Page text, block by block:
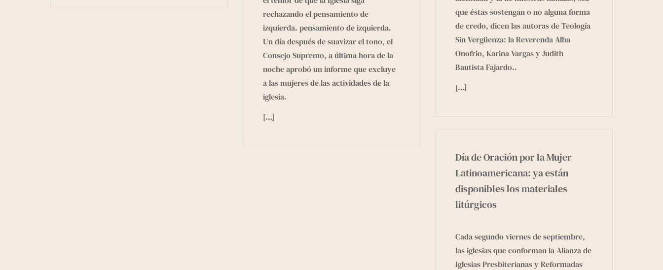
rechazando el pensamiento de
izquierda. pensamiento de izquierda.
Un día después de suavizar el tono, el
Consejo Supremo, a última hora de la
noche aprobó un informe que excluye
a las mujeres de las actividades de la
iglesia.
[…]
que éstas sostengan o no alguna forma
de credo, dicen las autoras de Teología
Sin Vergüenza: la Reverenda Alba
Onofrio, Karina Vargas y Judith
Bautista Fajardo..
[…]
Día de Oración por la Mujer
Latinoamericana: ya están
disponibles los materiales
litúrgicos
Cada segundo viernes de septiembre,
las iglesias que conforman laAlianza de
Iglesias Presbiterianas y Reformadas